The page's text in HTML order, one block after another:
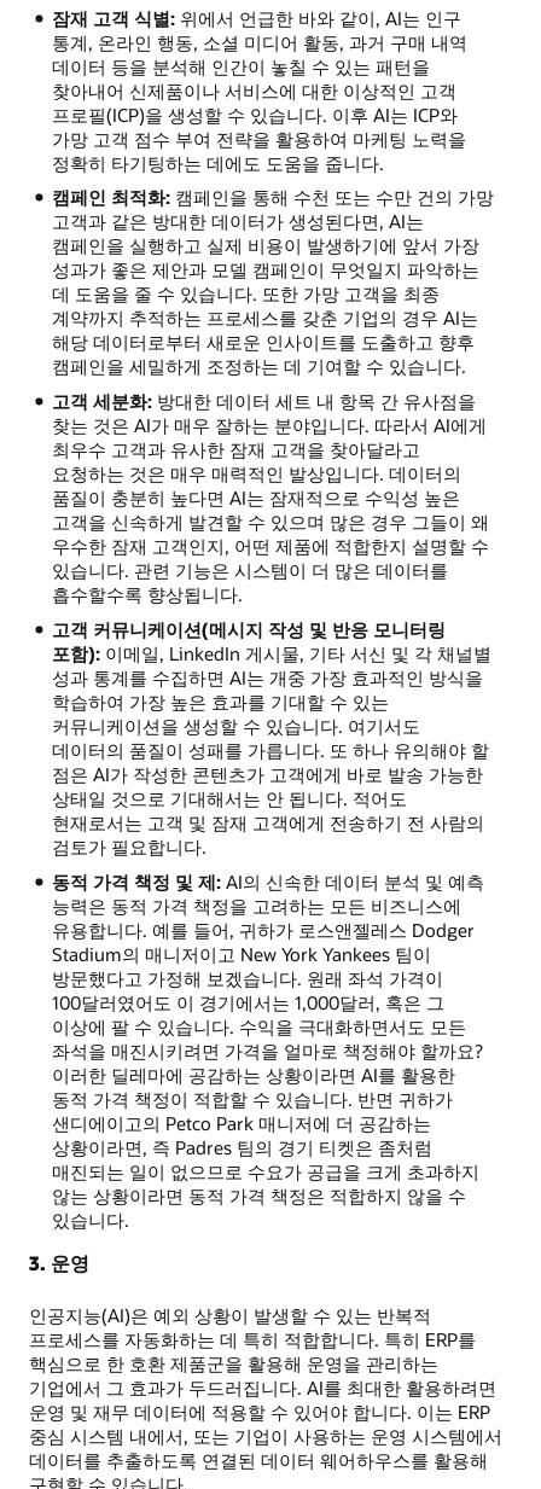
잠재 고객 식별:위에서 언급한 바와 같이, AI는 인구
통계, 온라인 행동, 소셜 미디어 활동, 과거 구매 내역
데이터 등을 분석해 인간이 놓칠 수 있는 패턴을
찾아내어 신제품이나 서비스에 대한 이상적인 고객
프로필(ICP)을 생성할 수 있습니다. 이후 AI는 ICP와
가망 고객 점수 부여 전략을 활용하여 마케팅 노력을
정확히 타기팅하는 데에도 도움을 줍니다.
캠페인 최적화:캠페인을 통해 수천 또는 수만 건의 가망
고객과 같은 방대한 데이터가 생성된다면, AI는
캠페인을 실행하고 실제 비용이 발생하기에 앞서 가장
성과가 좋은 제안과 모델 캠페인이 무엇일지 파악하는
데 도움을 줄 수 있습니다. 또한 가망 고객을 최종
계약까지 추적하는 프로세스를 갖춘 기업의 경우 AI는
해당 데이터로부터 새로운 인사이트를 도출하고 향후
캠페인을 세밀하게 조정하는 데 기여할 수 있습니다.
고객 세분화:방대한 데이터 세트 내 항목 간 유사점을
찾는 것은 AI가 매우 잘하는 분야입니다. 따라서 AI에게
최우수 고객과 유사한 잠재 고객을 찾아달라고
요청하는 것은 매우 매력적인 발상입니다. 데이터의
품질이 충분히 높다면 AI는 잠재적으로 수익성 높은
고객을 신속하게 발견할 수 있으며 많은 경우 그들이 왜
우수한 잠재 고객인지, 어떤 제품에 적합한지 설명할 수
있습니다. 관련 기능은 시스템이 더 많은 데이터를
흡수할수록 향상됩니다.
고객 커뮤니케이션(메시지 작성 및 반응 모니터링
포함):이메일, LinkedIn 게시물, 기타 서신 및 각 채널별
성과 통계를 수집하면 AI는 개중 가장 효과적인 방식을
학습하여 가장 높은 효과를 기대할 수 있는
커뮤니케이션을 생성할 수 있습니다. 여기서도
데이터의 품질이 성패를 가릅니다. 또 하나 유의해야 할
점은 AI가 작성한 콘텐츠가 고객에게 바로 발송 가능한
상태일 것으로 기대해서는 안 됩니다. 적어도
현재로서는 고객 및 잠재 고객에게 전송하기 전 사람의
검토가 필요합니다.
동적 가격 책정 및 제:AI의 신속한 데이터 분석 및 예측
능력은 동적 가격 책정을 고려하는 모든 비즈니스에
유용합니다. 예를 들어, 귀하가 로스앤젤레스 Dodger
Stadium의 매니저이고 New York Yankees 팀이
방문했다고 가정해 보겠습니다. 원래 좌석 가격이
100달러였어도 이 경기에서는 1,000달러, 혹은 그
이상에 팔 수 있습니다. 수익을 극대화하면서도 모든
좌석을 매진시키려면 가격을 얼마로 책정해야 할까요?
이러한 딜레마에 공감하는 상황이라면 AI를 활용한
동적 가격 책정이 적합할 수 있습니다. 반면 귀하가
샌디에이고의 Petco Park 매니저에 더 공감하는
상황이라면, 즉 Padres 팀의 경기 티켓은 좀처럼
매진되는 일이 없으므로 수요가 공급을 크게 초과하지
않는 상황이라면 동적 가격 책정은 적합하지 않을 수
있습니다.
3. 운영
인공지능(AI)은 예외 상황이 발생할 수 있는 반복적
프로세스를 자동화하는 데 특히 적합합니다. 특히 ERP를
핵심으로 한 호환 제품군을 활용해 운영을 관리하는
기업에서 그 효과가 두드러집니다. AI를 최대한 활용하려면
운영 및 재무 데이터에 적용할 수 있어야 합니다. 이는 ERP
중심 시스템 내에서, 또는 기업이 사용하는 운영 시스템에서
데이터를 추출하도록 연결된 데이터 웨어하우스를 활용해